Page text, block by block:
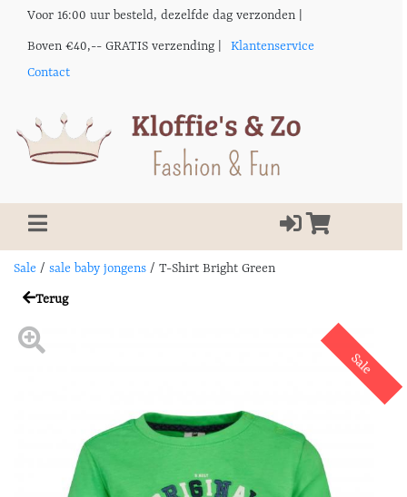
Voor 16:00 uur besteld, dezelfde dag verzonden |
Boven €40,-- GRATIS verzending |
Klantenservice
Contact
Sale / sale baby jongens / T-Shirt Bright Green
Terug
Sale